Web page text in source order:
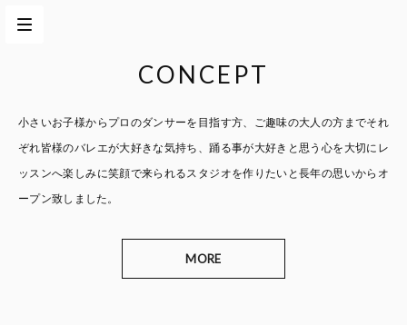
CONCEPT
小さいお子様からプロのダンサーを目指す方、 ご趣味の大人の方までそれ
ぞれ皆様のバレエが大好きな気持ち、踊る事が大好きと思う心を大切に レ
ッスンへ楽しみに笑顔で来られるスタジオを作りたいと長年の思いからオ
ープン致しました。
MORE